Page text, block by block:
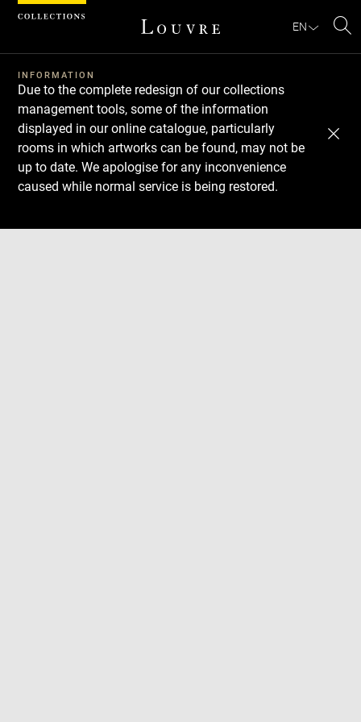
EN
INFORMATION
Due to the complete redesign of our collections
management tools, some of the information
displayed in our online catalogue, particularly
rooms in which artworks can be found, may not be
up to date. We apologise for any inconvenience
caused while normal service is being restored.
Download
Next
Previous
Cookies management panel